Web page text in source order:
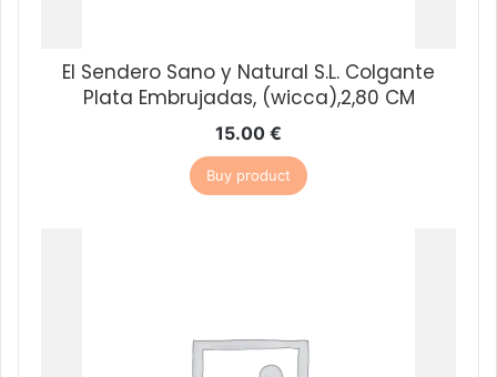
El Sendero Sano y Natural S.L. Colgante
Plata Embrujadas, (wicca),2,80 CM
15.00 €
Buy product